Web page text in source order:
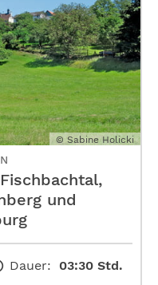
© Sabine Holicki
und
Dauer: 03:30 Std.